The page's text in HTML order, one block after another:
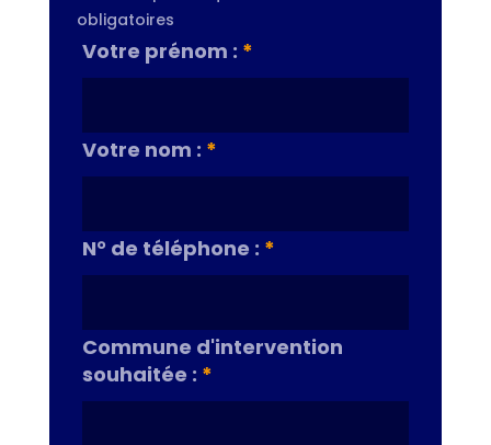
obligatoires
Votre prénom : *
Votre nom : *
N° de téléphone : *
Commune d'intervention
souhaitée : *